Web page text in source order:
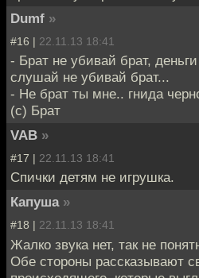
Dumf »
#16 | 22.11.13 18:41
- Брат не убивай брат,
слушай не убивай брат...
- Не брат ты мне.. гнида
(с) Брат
VAB »
#17 | 22.11.13 18:41
Спички детям не игрушка.
Капуша »
#18 | 22.11.13 18:41
Жалко звука нет, так не
Обе стороны рассказывают